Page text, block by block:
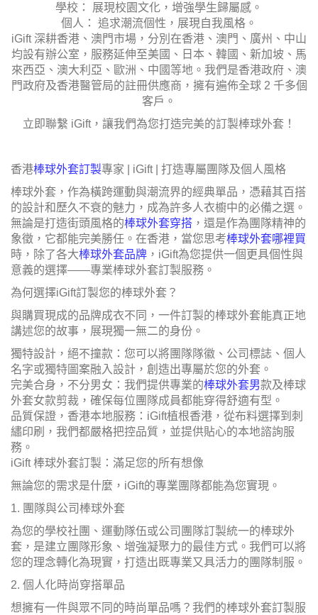
學校： 展現校園文化，增強學生歸屬感。
個人： 追求潮流個性，展現自我風格。
iGift 深耕香港、澳門市場，分別在香港、澳門、廣州、中山
均設有辦公室，服務延伸至美國、日本、韓國、新加坡、馬
來西亞、澳大利亞、歐洲、中國等地。我們是香港政府、澳
門政府及香港醫管局的註冊供應商，擁有遍佈全球 2 千多個
客戶。
立即聯繫 iGift，讓我們為您打造完美的訂製棒球外套！
香港棒球外套訂製專家 | iGift | 打造專屬團隊及個人風格
棒球外套，作為橫跨運動與潮流界的經典單品，憑藉其百搭
的設計和歷久不衰的魅力，成為許多人衣櫥中的必備之選。
無論是打造街頭風格的棒球外套穿搭 ，還是作為團隊精神的
象徵，它都能完美勝任。在香港，當您思考棒球外套哪裡買
時，除了各大棒球外套品牌 ，iGift為您提供一個更具個性與
意義的選擇——專業棒球外套訂製服務。
為何選擇iGift訂製您的棒球外套？
與購買現成的品牌成衣不同，一件訂製的棒球外套能真正地
講述您的故事，展現獨一無二的身份。
獨特設計，絕不撞款：您可以將團隊隊徽、公司標誌、個人
名字或獨特圖案融入設計，創造出專屬於您的外套。
完美合身，不分男女：我們提供專業的棒球外套男款及棒球
外套女款剪裁，確保每位團隊成員都能穿得舒適有型。
品質保證，香港本地服務：iGift植根香港，從布料選擇到刺
繡印刷，我們都嚴格把控品質，並提供貼心的本地諮詢服
務。
iGift 棒球外套訂製：滿足您的所有想像
無論您的需求是什麼，iGift的專業團隊都能為您實現。
1. 團隊與公司棒球外套
為您的學校社團、運動隊伍或公司團隊訂製統一的棒球外
套，是建立團隊形象、增強凝聚力的最佳方式。我們可以將
您的理念轉化為現實，打造出既專業又具活力的團隊制服。
2. 個人化時尚穿搭單品
想擁有一件與眾不同的時尚單品嗎？我們的棒球外套訂製服